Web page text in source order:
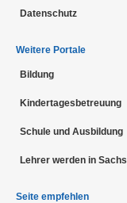
Datenschutz
Weitere Portale
Bildung
Kindertagesbetreuung
Schule und Ausbildung
Lehrer werden in
Seite empfehlen